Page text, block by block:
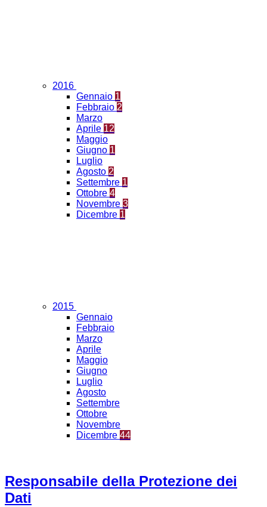
2016
Gennaio 1
Febbraio 2
Marzo
Aprile 12
Maggio
Giugno 1
Luglio
Agosto 2
Settembre 1
Ottobre 4
Novembre 3
Dicembre 1
2015
Gennaio
Febbraio
Marzo
Aprile
Maggio
Giugno
Luglio
Agosto
Settembre
Ottobre
Novembre
Dicembre 44
Responsabile della Protezione dei
Dati